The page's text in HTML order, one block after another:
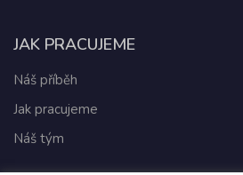
JAK PRACUJEME
Náš příběh
Jak pracujeme
Náš tým